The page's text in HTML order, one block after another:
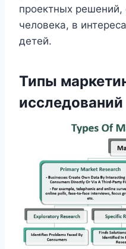
проектных решений,
человека, в
детей.
Типы
исследований